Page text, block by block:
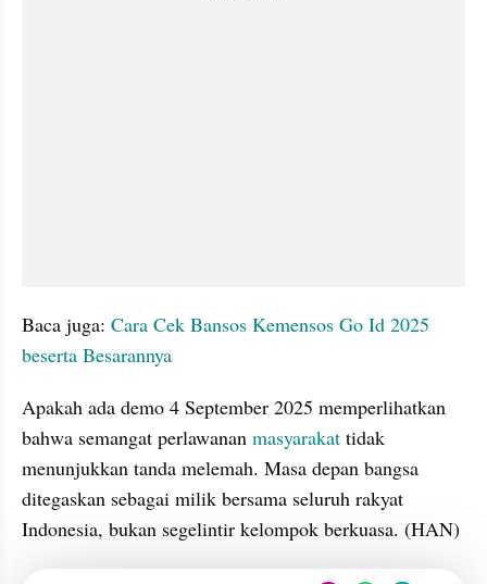
Baca juga: Cara Cek Bansos Kemensos Go Id 2025
beserta Besarannya
Apakah ada demo 4 September 2025 memperlihatkan
bahwa semangat perlawanan masyarakat tidak
menunjukkan tanda melemah. Masa depan bangsa
ditegaskan sebagai milik bersama seluruh rakyat
Indonesia, bukan segelintir kelompok berkuasa. (HAN)